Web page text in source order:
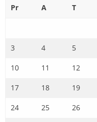
Pr A T
3 4 5
10 11 12
17 18 19
24 25 26